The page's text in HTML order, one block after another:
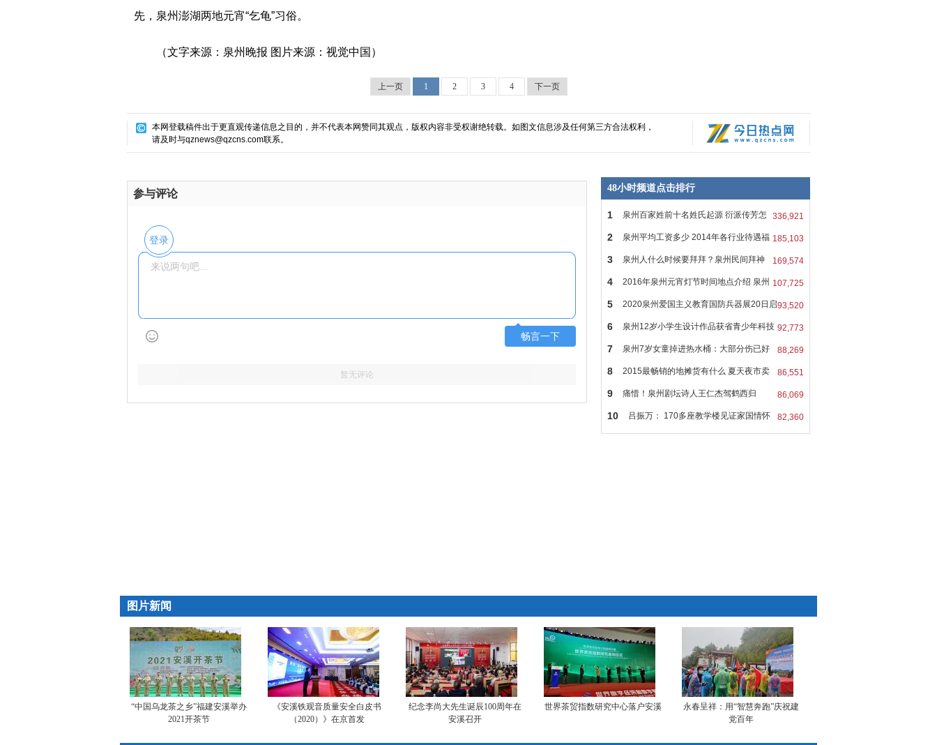
先，泉州澎湖两地元宵“乞龟”习俗。
（文字来源：泉州晚报 图片来源：视觉中国）
上一页 1 2 3 4 下一页
本网登载稿件出于更直观传递信息之目的，并不代表本网赞同其观点，版权内容非受权谢绝转载。如图文信息涉及任何第三方合法权利，
请及时与qznews@qzcns.com联系。
参与评论
登录
畅言一下
暂无评论
48小时频道点击排行
336,921
1 泉州百家姓前十名姓氏起源 衍派传芳怎
185,103
2 泉州平均工资多少 2014年各行业待遇福
169,574
3 泉州人什么时候要拜拜？泉州民间拜神
明 107,725
4 2016年泉州元宵灯节时间地点介绍 泉州
93,520
5 2020泉州爱国主义教育国防兵器展20日启
幕 92,773
6 泉州12岁小学生设计作品获省青少年科技
88,269
7 泉州7岁女童掉进热水桶：大部分伤已好
86,551
8 2015最畅销的地摊货有什么 夏天夜市卖
86,069
9 痛惜！泉州剧坛诗人王仁杰驾鹤西归
82,360
10 吕振万： 170多座教学楼见证家国情怀
图片新闻
“中国乌龙茶之乡”福建安溪举办
2021开茶节
《安溪铁观音质量安全白皮书
（2020）》在京首发
纪念李尚大先生诞辰100周年在
安溪召开
世界茶贸指数研究中心落户安溪
永春呈祥：用“智慧奔跑”庆祝建
党百年